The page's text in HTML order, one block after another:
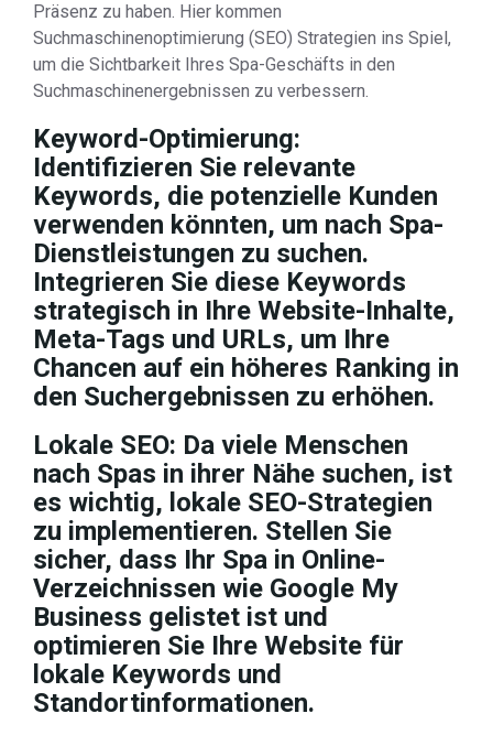
Präsenz zu haben. Hier kommen
Suchmaschinenoptimierung (SEO) Strategien ins Spiel,
um die Sichtbarkeit Ihres Spa-Geschäfts in den
Suchmaschinenergebnissen zu verbessern.
Keyword-Optimierung:
Identifizieren Sie relevante
Keywords, die potenzielle Kunden
verwenden könnten, um nach Spa-
Dienstleistungen zu suchen.
Integrieren Sie diese Keywords
strategisch in Ihre Website-Inhalte,
Meta-Tags und URLs, um Ihre
Chancen auf ein höheres Ranking in
den Suchergebnissen zu erhöhen.
Lokale SEO: Da viele Menschen
nach Spas in ihrer Nähe suchen, ist
es wichtig, lokale SEO-Strategien
zu implementieren. Stellen Sie
sicher, dass Ihr Spa in Online-
Verzeichnissen wie Google My
Business gelistet ist und
optimieren Sie Ihre Website für
lokale Keywords und
Standortinformationen.